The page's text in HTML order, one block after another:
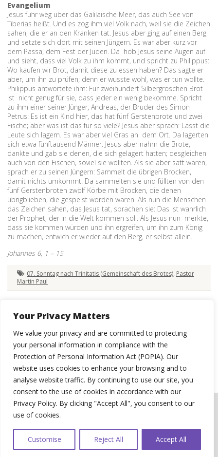
Your Privacy Matters
We value your privacy and are committed to protecting
your personal information in compliance with the
Protection of Personal Information Act (POPIA). Our
website uses cookies to enhance your browsing and to
analyse website traffic. By continuing to use our site, you
consent to the use of cookies in accordance with our
Privacy Policy. By clicking "Accept All", you consent to our
use of cookies.
Customise Reject All Accept All
Evangelium
Jesus fuhr weg über das Galiläische Meer, das auch See von
Tiberias heißt. Und es zog ihm viel Volk nach, weil sie die Zeichen
sahen, die er an den Kranken tat. Jesus aber ging auf einen Berg
und setzte sich dort mit seinen Jüngern. Es war aber kurz vor
dem Passa, dem Fest der Juden. Da hob Jesus seine Augen auf
und sieht, dass viel Volk zu ihm kommt, und spricht zu Philippus:
Wo kaufen wir Brot, damit diese zu essen haben? Das sagte er
aber, um ihn zu prüfen; denn er wusste wohl, was er tun wollte.
Philippus antwortete ihm: Für zweihundert Silbergroschen Brot
ist nicht genug für sie, dass jeder ein wenig bekomme. Spricht
zu ihm einer seiner Jünger, Andreas, der Bruder des Simon
Petrus: Es ist ein Kind hier, das hat fünf Gerstenbrote und zwei
Fische; aber was ist das für so viele? Jesus aber sprach: Lasst die
Leute sich lagern. Es war aber viel Gras an dem Ort. Da lagerten
sich etwa fünftausend Männer. Jesus aber nahm die Brote,
dankte und gab sie denen, die sich gelagert hatten; desgleichen
auch von den Fischen, soviel sie wollten. Als sie aber satt waren,
sprach er zu seinen Jüngern: Sammelt die übrigen Brocken,
damit nichts umkommt. Da sammelten sie und füllten von den
fünf Gerstenbroten zwölf Körbe mit Brocken, die denen
übrigblieben, die gespeist worden waren. Als nun die Menschen
das Zeichen sahen, das Jesus tat, sprachen sie: Das ist wahrlich
der Prophet, der in die Welt kommen soll. Als Jesus nun merkte,
dass sie kommen würden und ihn ergreifen, um ihn zum König
zu machen, entwich er wieder auf den Berg, er selbst allein.
Johannes 6, 1 – 15
07. Sonntag nach Trinitatis (Gemeinschaft des Brotes), Pastor
Martin Paul
© 2026 St Paul's Evangelical Lutheran Congregation, Pretoria.WEBSITE USER
AGREEMENT|PRIVACY POLICY